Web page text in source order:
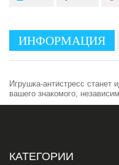
ИНФОРМАЦИЯ
Игрушка-антистресс
вашего знакомого,
КАТЕГОРИИ